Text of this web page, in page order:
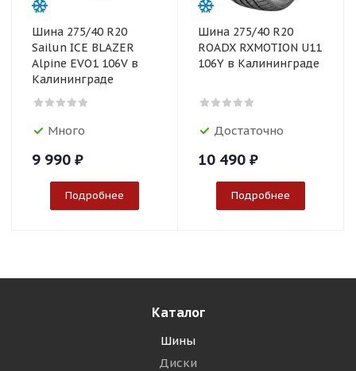
Шина 275/40 R20
Sailun ICE BLAZER
Alpine EVO1 106V в
Калининграде
Много
9 990 ₽
Подробнее
Шина 275/40 R20
ROADX RXMOTION U11
106Y в Калининграде
Достаточно
10 490 ₽
Подробнее
Каталог
Шины
Диски